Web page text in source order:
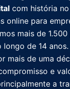
com história
online para
mais de
longo de 14
mais de uma
e
a